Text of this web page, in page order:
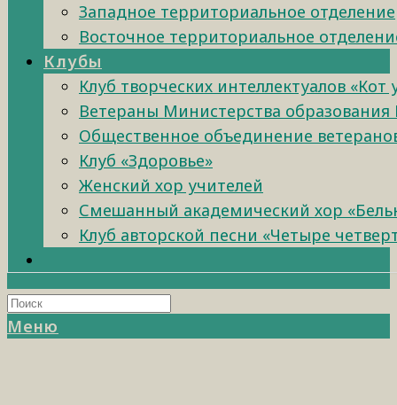
Западное территориальное отделение
Восточное территориальное
Клубы
Клуб творческих интеллектуалов «Кот
Ветераны Министерства образования
Общественное объединение
Клуб «Здоровье»
Женский хор учителей
Смешанный академический хор
Клуб авторской песни «Четыре
Меню